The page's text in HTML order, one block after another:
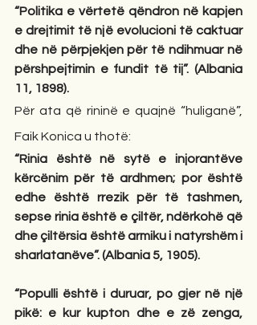
“Politika e vërtetë qëndron në kapjen
e drejtimit të një evolucioni të caktuar
dhe në përpjekjen për të ndihmuar në
përshpejtimin e fundit të tij”. (Albania
11, 1898).
Për ata që rininë e quajnë “huliganë”,
Faik Konica u thotë:
“Rinia është në sytë e injorantëve
kërcënim për të ardhmen; por është
edhe është rrezik për të tashmen,
sepse rinia është e çiltër, ndërkohë që
dhe çiltërsia është armiku i natyrshëm i
sharlatanëve”. (Albania 5, 1905).
“Populli është i duruar, po gjer në një
pikë: e kur kupton dhe e zë zenga,